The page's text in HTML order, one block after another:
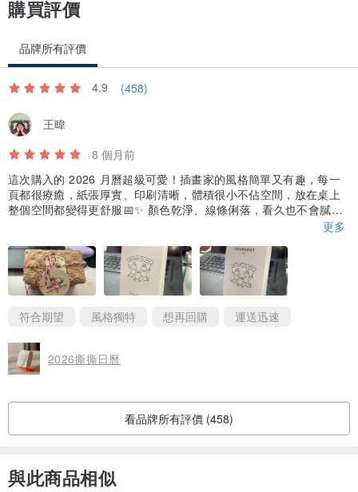
購買評價
品牌所有評價
4.9 (458)
王暐
8 個月前
這次購入的 2026 月曆超級可愛！插畫家的風格簡單又有趣，每一
頁都很療癒，紙張厚實、印刷清晰，體積很小不佔空間，放在桌上
整個空間都變得更舒服📅✨ 顏色乾淨、線條俐落，看久也不會膩。
底座質感也很好，搭配起來非常有質感。賣家包裝細心、出貨迅更多
符合期望 風格獨特 想再回購 運送迅速
2026撕撕日曆
看品牌所有評價 (458)
與此商品相似